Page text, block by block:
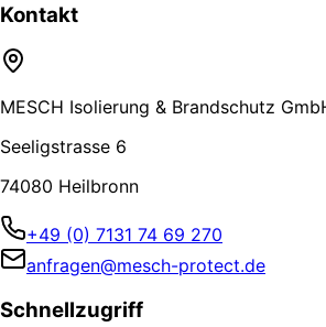
Kontakt
MESCH Isolierung & Brandschutz
Seeligstrasse 6
74080 Heilbronn
+49 (0) 7131 74 69 270
anfragen@mesch-protect.de
Schnellzugriff